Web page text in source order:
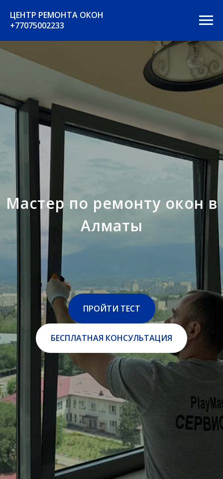
ЦЕНТР РЕМОНТА ОКОН
+77075002233
Мастер по ремонту окон в
Алматы
ПРОЙТИ ТЕСТ
БЕСПЛАТНАЯ КОНСУЛЬТАЦИЯ